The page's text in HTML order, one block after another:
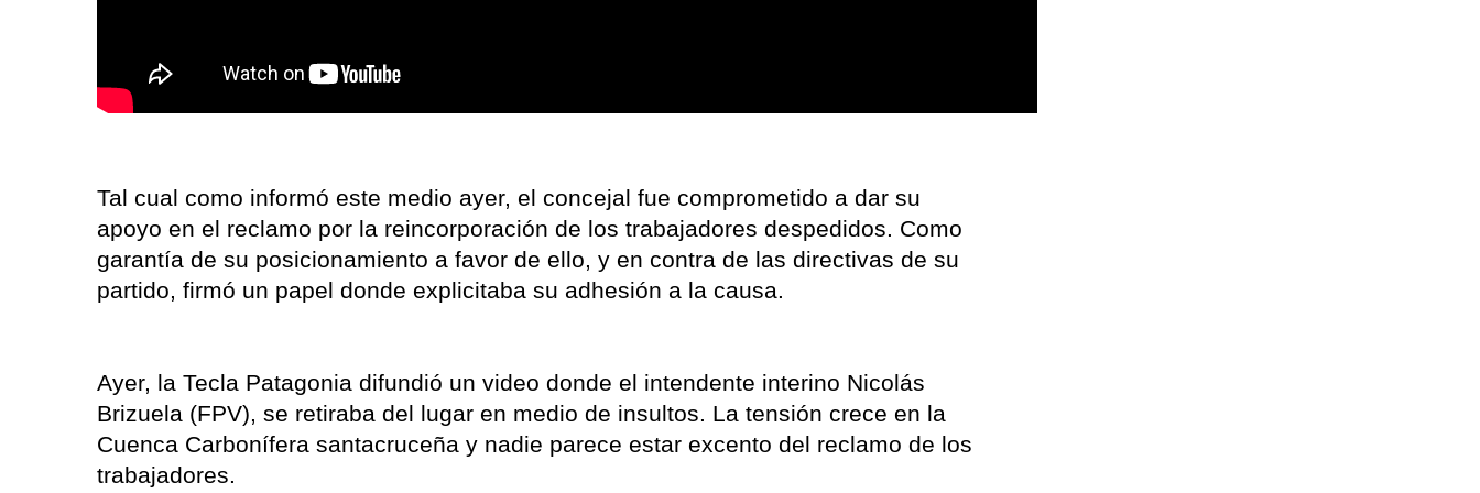
Tal cual como informó este medio ayer, el concejal fue comprometido a dar su
apoyo en el reclamo por la reincorporación de los trabajadores despedidos. Como
garantía de su posicionamiento a favor de ello, y en contra de las directivas de su
partido, firmó un papel donde explicitaba su adhesión a la causa.
Ayer, la Tecla Patagonia difundió un video donde el intendente interino Nicolás
Brizuela (FPV), se retiraba del lugar en medio de insultos. La tensión crece en la
Cuenca Carbonífera santacruceña y nadie parece estar excento del reclamo de los
trabajadores.